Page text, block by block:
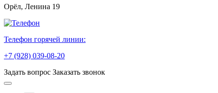
Орёл, Ленина 19
Телефон горячей линии:
+7 (928) 039-08-20
Задать вопрос Заказать звонок